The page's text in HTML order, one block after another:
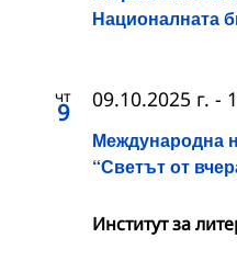
Националната
чт
9
Международна
“Светът от
09.10.2025 г. -
Институт за